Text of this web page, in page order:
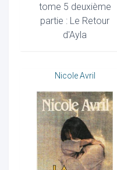
tome 5 deuxième
partie : Le Retour
d'Ayla
Nicole Avril